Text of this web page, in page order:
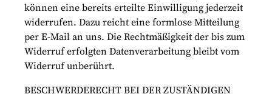
können eine bereits erteilte Einwilligung jederzeit
widerrufen. Dazu reicht eine formlose Mitteilung
per E-Mail an uns. Die Rechtmäßigkeit der bis zum
Widerruf erfolgten Datenverarbeitung bleibt vom
Widerruf unberührt.
BESCHWERDERECHT BEI DER ZUSTÄNDIGEN